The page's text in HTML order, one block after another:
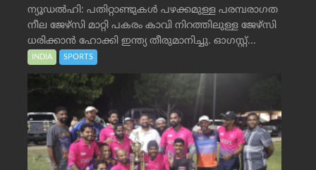
ന്യൂഡൽഹി: പതിറ്റാണ്ടുകൾ പഴക്കമുള്ള പരമ്പരാഗത
നീല ജേഴ്‌സി മാറ്റി പകരം കാവി നിറത്തിലുള്ള ജേഴ്‌സി
ധരിക്കാൻ ഹോക്കി ഇന്ത്യ തീരുമാനിച്ചു. ഓഗസ്റ്റ്...
INDIA SPORTS